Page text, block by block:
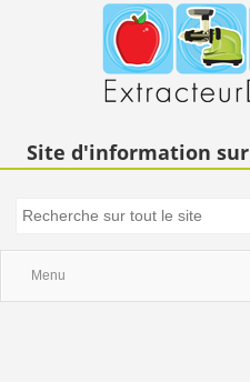
Site d'information
Menu